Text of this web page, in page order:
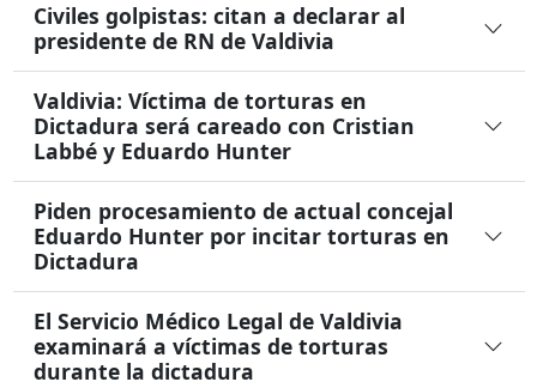
Civiles golpistas: citan a declarar al
presidente de RN de Valdivia
Valdivia: Víctima de torturas en
Dictadura será careado con Cristian
Labbé y Eduardo Hunter
Piden procesamiento de actual concejal
Eduardo Hunter por incitar torturas en
Dictadura
El Servicio Médico Legal de Valdivia
examinará a víctimas de torturas
durante la dictadura